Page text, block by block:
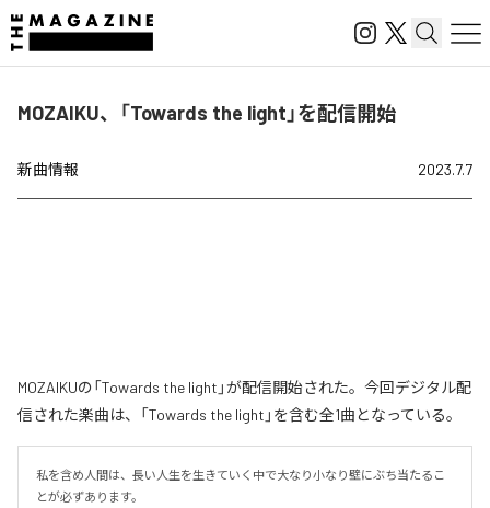
MOZAIKU、「Towards the light」を配信開始
新曲情報 2023.7.7
MOZAIKUの「Towards the light」が配信開始された。今回デジタル配
信された楽曲は、「Towards the light」を含む全1曲となっている。
私を含め人間は、長い人生を生きていく中で大なり小なり壁にぶち当たるこ
とが必ずあります。